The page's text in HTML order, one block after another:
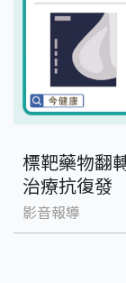
標靶藥物翻
治療抗復發
影音報導